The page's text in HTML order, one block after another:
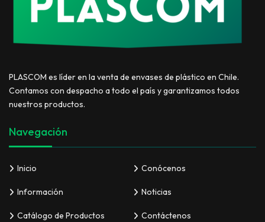
PLASCOM es líder en la venta de envases de plástico en Chile.
Contamos con despacho a todo el país y garantizamos todos
nuestros productos.
Navegación
Inicio Conócenos
Información Noticias
Catálogo de Productos Contáctenos